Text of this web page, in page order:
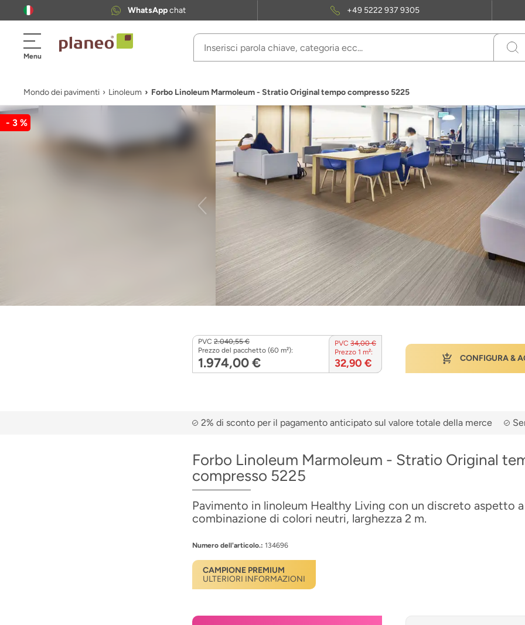
WhatsAppchat +49 5222 937 9305
Menu
Mondo dei pavimenti Linoleum Forbo Linoleum Marmoleum - Stratio Original tempo compresso 5225
- 3 %
PVC 2.040,55 €
Prezzo del pacchetto (60 m²):
1.974,00 €
PVC 34,00 €
Prezzo 1 m²:
32,90 € CONFIGURA &
2% di sconto per il pagamento anticipato sul valore totale della merce
Forbo Linoleum Marmoleum - Stratio Original
compresso 5225
Pavimento in linoleum Healthy Living con un discreto aspetto
combinazione di colori neutri, larghezza 2 m.
Numero dell'articolo.: 134696
CAMPIONE PREMIUM
ULTERIORI INFORMAZIONI